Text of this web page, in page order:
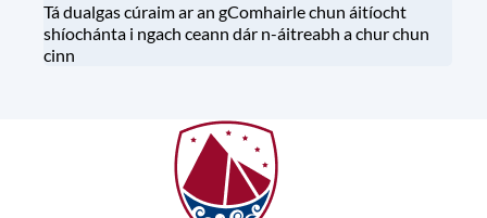
Tá dualgas cúraim ar an gComhairle chun áitíocht
shíochánta i ngach ceann dár n-áitreabh a chur chun
cinn